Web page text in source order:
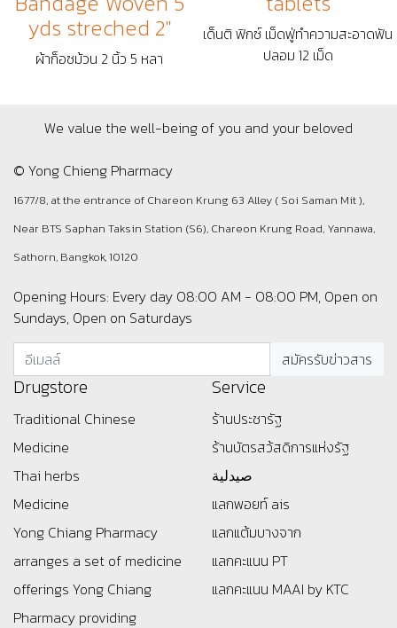
yds streched 2"
ผ้าก็อซม้วน 2 นิ้ว 5 หลา
เด็นติ ฟิกซ์ เม็ดฟู่ทำความสะอาดฟัน
ปลอม 12 เม็ด
We value the well-being of you and your beloved
© Yong Chieng Pharmacy
1677/8, at the entrance of Chareon Krung 63 Alley ( Soi Saman Mit ),
Near BTS Saphan Taksin Station (S6), Chareon Krung Road, Yannawa,
Sathorn, Bangkok, 10120
Opening Hours: Every day 08:00 AM - 08:00 PM, Open on
Sundays, Open on Saturdays
Drugstore
Traditional Chinese
Medicine
Thai herbs
Medicine
Yong Chiang Pharmacy
arranges a set of medicine
offerings Yong Chiang
Pharmacy providing
Service
ร้านประชารัฐ
ร้านบัตรสว้สดิการแห่งรัฐ
صيدلية
แลกพอยท์ ais
แลกแต้มบางจาก
แลกคะแนน PT
แลกคะแนน MAAI by KTC